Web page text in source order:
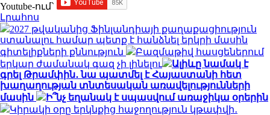
Youtube-ում`
Լրահոս
2027 թվականից Ֆինլանդիայի քաղաքացիություն
ստանալու համար պետք է հանձնել երկրի մասին
գիտելիքների քննություն
Բազմաթիվ հասցեներում
երկար ժամանակ գազ չի լինելու
Ալիևը նամակ է
գրել Թրամփին․ նա պատմել է Հայաստանի հետ
խաղաղության տնտեսական առավելությունների
մասին
Ի՞նչ եղանակ է սպասվում առաջիկա օրերին
Կիրակի օրը երկնքից հաջողություն կթափվի․